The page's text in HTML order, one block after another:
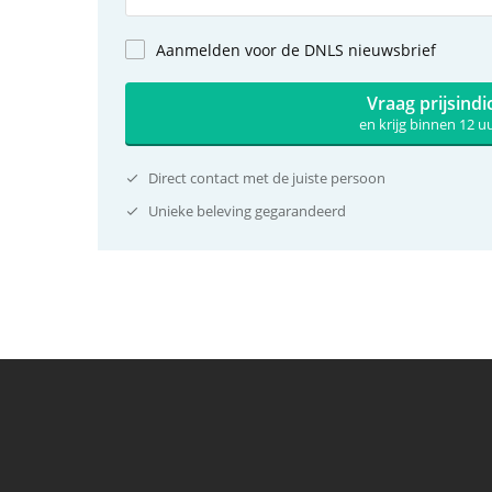
Aanmelden voor de DNLS nieuwsbrief
Vraag
en krijg binnen 12
Direct contact met de juiste persoon
Unieke beleving gegarandeerd